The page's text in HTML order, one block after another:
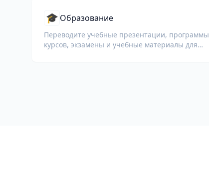
🎓 Образование
Переводите учебные презентации, программы
курсов, экзамены и учебные материалы для